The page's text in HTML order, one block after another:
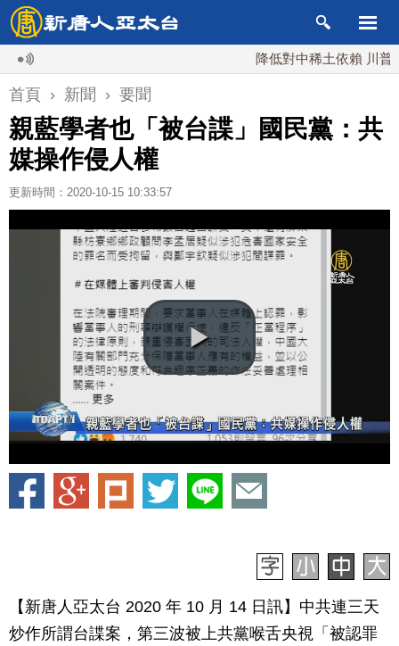
降低對中稀土依賴 川普宣布
首頁 › 新聞 › 要聞
親藍學者也「被台諜」國民黨：共
媒操作侵人權
更新時間：2020-10-15 10:33:57
【新唐人亞太台 2020 年 10 月 14 日訊】中共連三天
炒作所謂台諜案，第三波被上共黨喉舌央視「被認罪